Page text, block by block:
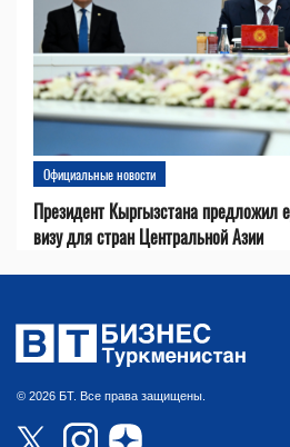
Официальные новости
Президент Кыргызстана предложил
визу для стран Центральной Азии
© 2026 БТ. Все права защищены.